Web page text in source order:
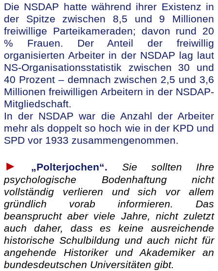
Die NSDAP hatte während ihrer Existenz in
der Spitze zwischen 8,5 und 9 Millionen
freiwillige Parteikameraden; davon rund 20
% Frauen. Der Anteil der freiwillig
organisierten Arbeiter in der NSDAP lag laut
NS-Organisationsstatistik zwischen 30 und
40 Prozent – demnach zwischen 2,5 und 3,6
Millionen freiwilligen Arbeitern in der NSDAP-
Mitgliedschaft.
In der NSDAP war die Anzahl der Arbeiter
mehr als doppelt so hoch wie in der KPD und
SPD vor 1933 zusammengenommen.
► „Polterjochen“.
Sie sollten Ihre
psychologische Bodenhaftung nicht
vollständig verlieren und sich vor allem
gründlich vorab informieren. Das
beansprucht aber viele Jahre, nicht zuletzt
auch daher, dass es keine ausreichende
historische Schulbildung und auch nicht für
angehende Historiker und Akademiker an
bundesdeutschen Universitäten gibt.